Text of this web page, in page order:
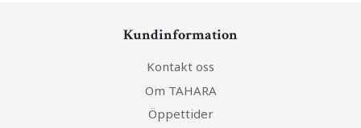
Kundinformation
Kontakt oss
Om TAHARA
Öppettider